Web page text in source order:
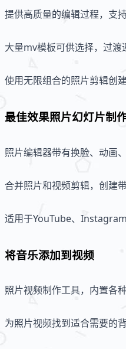
提供高质量的编辑过程，支
大量mv模板可供选择，过渡
使用无限组合的照片剪辑创
最佳效果照片幻灯片制
照片编辑器带有换脸、动画
合并照片和视频剪辑，创建
适用于YouTube、
将音乐添加到视频
照片视频制作工具，内置各
为照片视频找到适合需要的背